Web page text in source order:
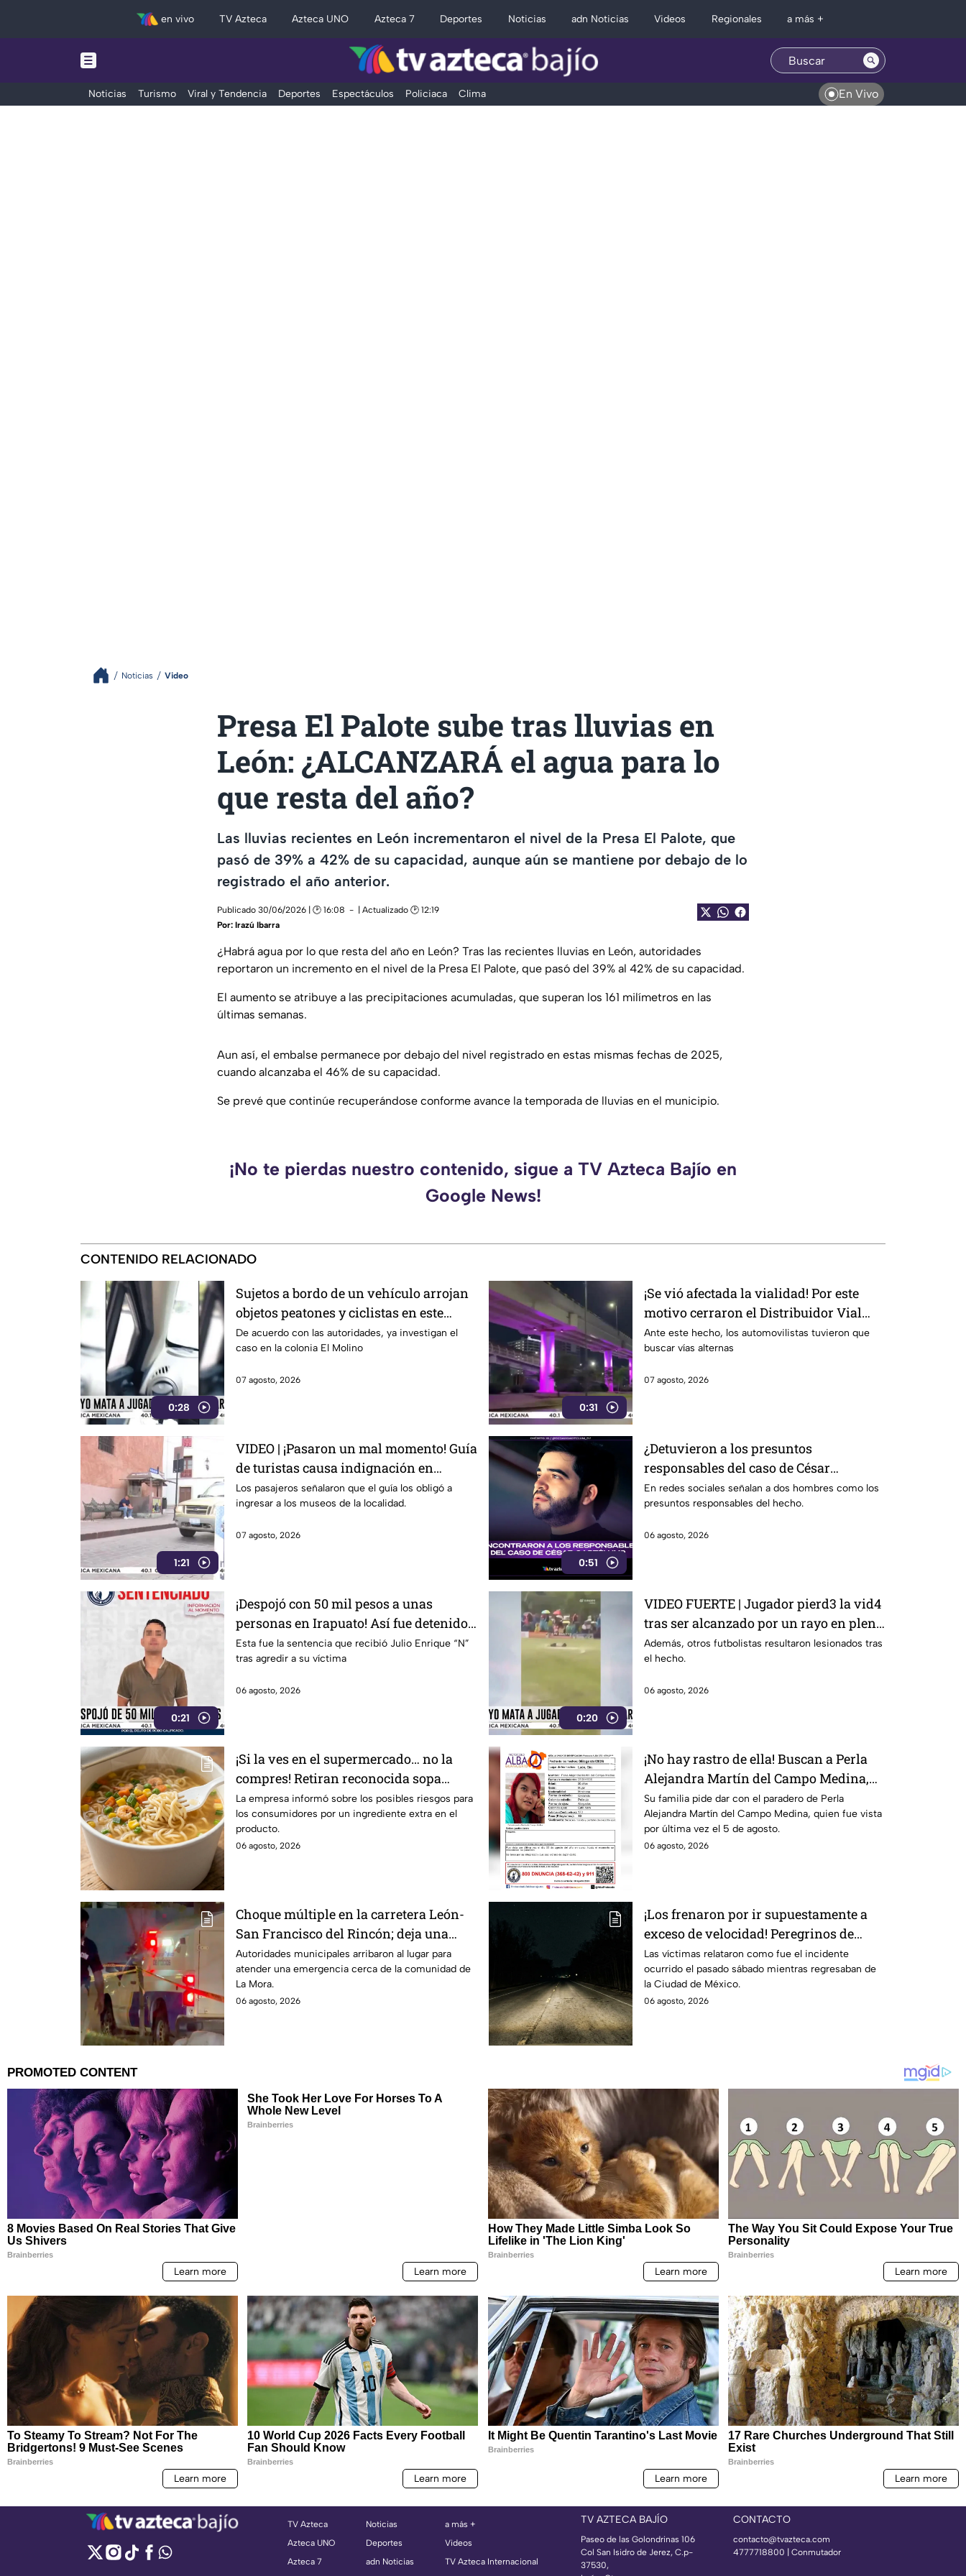
en vivo TV Azteca Azteca UNO Azteca 7 Deportes Noticias adn Noticias Videos Regionales a más +
Noticias Turismo Viral y Tendencia Deportes Espectáculos Policiaca Clima En Vivo
Noticias Video
Presa El Palote sube tras lluvias en
León: ¿ALCANZARÁ el agua para lo
que resta del año?
Las lluvias recientes en León incrementaron el nivel de la Presa El Palote, que
pasó de 39% a 42% de su capacidad, aunque aún se mantiene por debajo de lo
registrado el año anterior.
Publicado 30/06/2026 | 🕑 16:08
| Actualizado 🕑 12:19
Por: Irazú Ibarra
¿Habrá agua por lo que resta del año en León? Tras las recientes lluvias en León, autoridades
reportaron un incremento en el nivel de la Presa El Palote, que pasó del 39% al 42% de su capacidad.
El aumento se atribuye a las precipitaciones acumuladas, que superan los 161 milímetros en las
últimas semanas.
Aun así, el embalse permanece por debajo del nivel registrado en estas mismas fechas de 2025,
cuando alcanzaba el 46% de su capacidad.
Se prevé que continúe recuperándose conforme avance la temporada de lluvias en el municipio.
¡No te pierdas nuestro contenido, sigue a TV Azteca Bajío en
Google News!
CONTENIDO RELACIONADO
0:28
Sujetos a bordo de un vehículo arrojan
objetos peatones y ciclistas en este
punto en León
De acuerdo con las autoridades, ya investigan el
caso en la colonia El Molino
07 agosto, 2026
0:31
¡Se vió afectada la vialidad! Por este
motivo cerraron el Distribuidor Vial
Juan Pablo II en León
Ante este hecho, los automovilistas tuvieron que
buscar vías alternas
07 agosto, 2026
1:21
VIDEO | ¡Pasaron un mal momento! Guía
de turistas causa indignación en
Guanajuato Capital
Los pasajeros señalaron que el guía los obligó a
ingresar a los museos de la localidad.
07 agosto, 2026
0:51
¿Detuvieron a los presuntos
responsables del caso de César
Gastélum? Esto sabemos
En redes sociales señalan a dos hombres como los
presuntos responsables del hecho.
06 agosto, 2026
0:21
¡Despojó con 50 mil pesos a unas
personas en Irapuato! Así fue detenido
el presunto responsable
Esta fue la sentencia que recibió Julio Enrique “N”
tras agredir a su víctima
06 agosto, 2026
0:20
VIDEO FUERTE | Jugador pierd3 la vid4
tras ser alcanzado por un rayo en pleno
partido
Además, otros futbolistas resultaron lesionados tras
el hecho.
06 agosto, 2026
¡Si la ves en el supermercado… no la
compres! Retiran reconocida sopa
instantánea por riesgo en uno de sus
ingredientes
La empresa informó sobre los posibles riesgos para
los consumidores por un ingrediente extra en el
producto.
06 agosto, 2026
¡No hay rastro de ella! Buscan a Perla
Alejandra Martín del Campo Medina,
desaparecida en Guanajuato
Su familia pide dar con el paradero de Perla
Alejandra Martín del Campo Medina, quien fue vista
por última vez el 5 de agosto.
06 agosto, 2026
Choque múltiple en la carretera León-
San Francisco del Rincón; deja una
persona sin vid4
Autoridades municipales arribaron al lugar para
atender una emergencia cerca de la comunidad de
La Mora.
06 agosto, 2026
¡Los frenaron por ir supuestamente a
exceso de velocidad! Peregrinos de
Nuevo Laredo relatan cómo fueron
asaltados en Irapuato
Las víctimas relataron como fue el incidente
ocurrido el pasado sábado mientras regresaban de
la Ciudad de México.
06 agosto, 2026
TV Azteca
Azteca UNO
Azteca 7
Noticias
Deportes
adn Noticias
a más +
Videos
TV Azteca Internacional
TV AZTECA BAJÍO
Paseo de las Golondrinas 106
Col San Isidro de Jerez, C.p-
37530,
CONTACTO
contacto@tvazteca.com
4777718800 | Conmutador